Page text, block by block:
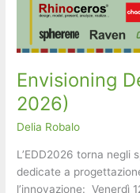
Envisioning
2026)
Delia Robalo
L’EDD2026 torna negli
dedicate a
l’innovazione: ​ ​Venerdì